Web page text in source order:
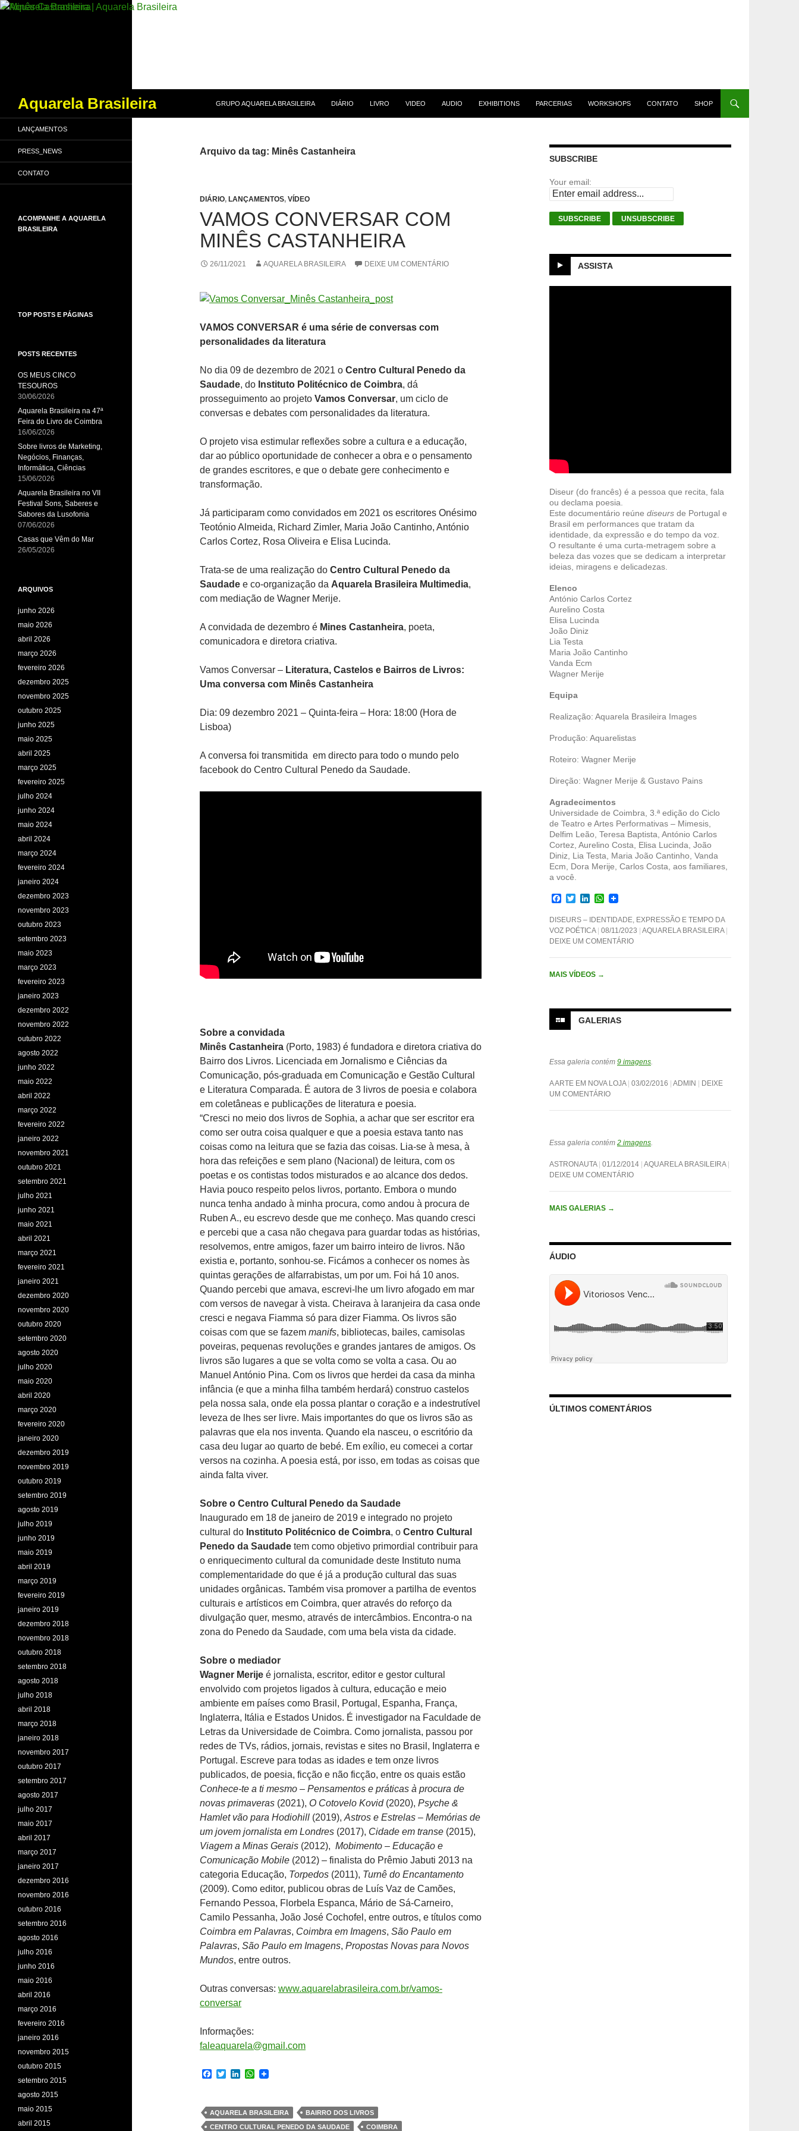
Aquarela Brasileira
GRUPO AQUARELA BRASILEIRA
DIÁRIO LIVRO VIDEO AUDIO EXHIBITIONS PARCERIAS WORKSHOPS CONTATO SHOP
Arquivo da tag: Minês Castanheira
DIÁRIO, LANÇAMENTOS, VÍDEO
VAMOS CONVERSAR COM
MINÊS CASTANHEIRA
26/11/2021 AQUARELA BRASILEIRA DEIXE UM COMENTÁRIO
VAMOS CONVERSAR é uma série de conversas com
personalidades da literatura
No dia 09 de dezembro de 2021 o Centro Cultural Penedo da
Saudade, do Instituto Politécnico de Coimbra, dá
prosseguimento ao projeto Vamos Conversar, um ciclo de
conversas e debates com personalidades da literatura.
O projeto visa estimular reflexões sobre a cultura e a educação,
dar ao público oportunidade de conhecer a obra e o pensamento
de grandes escritores, e que o debate gere conhecimento e
transformação.
Já participaram como convidados em 2021 os escritores Onésimo
Teotónio Almeida, Richard Zimler, Maria João Cantinho, António
Carlos Cortez, Rosa Oliveira e Elisa Lucinda.
Trata-se de uma realização do Centro Cultural Penedo da
Saudade e co-organização da Aquarela Brasileira Multimedia,
com mediação de Wagner Merije.
A convidada de dezembro é Mines Castanheira, poeta,
comunicadora e diretora criativa.
Vamos Conversar – Literatura, Castelos e Bairros de Livros:
Uma conversa com Minês Castanheira
Dia: 09 dezembro 2021 – Quinta-feira – Hora: 18:00 (Hora de
Lisboa)
A conversa foi transmitida em directo para todo o mundo pelo
facebook do Centro Cultural Penedo da Saudade.
Sobre a convidada
Minês Castanheira (Porto, 1983) é fundadora e diretora criativa do
Bairro dos Livros. Licenciada em Jornalismo e Ciências da
Comunicação, pós-graduada em Comunicação e Gestão Cultural
e Literatura Comparada. É autora de 3 livros de poesia e colabora
em coletâneas e publicações de literatura e poesia.
“Cresci no meio dos livros de Sophia, a achar que ser escritor era
como ser outra coisa qualquer e que a poesia estava tanto nas
coisas como na leitura que se fazia das coisas. Lia-se à mesa, à
hora das refeições e sem plano (Nacional) de leitura, com os
poetas e os contistas todos misturados e ao alcance dos dedos.
Havia pouco respeito pelos livros, portanto. Embora o mundo
nunca tenha andado à minha procura, como andou à procura de
Ruben A., eu escrevo desde que me conheço. Mas quando cresci
e percebi que a casa não chegava para guardar todas as histórias,
resolvemos, entre amigos, fazer um bairro inteiro de livros. Não
existia e, portanto, sonhou-se. Ficámos a conhecer os nomes às
quintas gerações de alfarrabistas, um por um. Foi há 10 anos.
Quando percebi que amava, escrevi-lhe um livro afogado em mar
com versos de navegar à vista. Cheirava à laranjeira da casa onde
cresci e negava Fiamma só para dizer Fiamma. Os livros são
coisas com que se fazem manifs, bibliotecas, bailes, camisolas
poveiras, pequenas revoluções e grandes jantares de amigos. Os
livros são lugares a que se volta como se volta a casa. Ou ao
Manuel António Pina. Com os livros que herdei da casa da minha
infância (e que a minha filha também herdará) construo castelos
pela nossa sala, onde ela possa plantar o coração e a indestrutível
leveza de lhes ser livre. Mais importantes do que os livros são as
palavras que ela nos inventa. Quando ela nasceu, o escritório da
casa deu lugar ao quarto de bebé. Em exílio, eu comecei a cortar
versos na cozinha. A poesia está, por isso, em todas as coisas que
ainda falta viver.
Sobre o Centro Cultural Penedo da Saudade
Inaugurado em 18 de janeiro de 2019 e integrado no projeto
cultural do Instituto Politécnico de Coimbra, o Centro Cultural
Penedo da Saudade tem como objetivo primordial contribuir para
o enriquecimento cultural da comunidade deste Instituto numa
complementaridade do que é já a produção cultural das suas
unidades orgânicas. Também visa promover a partilha de eventos
culturais e artísticos em Coimbra, quer através do reforço da
divulgação quer, mesmo, através de intercâmbios. Encontra-o na
zona do Penedo da Saudade, com uma bela vista da cidade.
Sobre o mediador
Wagner Merije é jornalista, escritor, editor e gestor cultural
envolvido com projetos ligados à cultura, educação e meio
ambiente em países como Brasil, Portugal, Espanha, França,
Inglaterra, Itália e Estados Unidos. É investigador na Faculdade de
Letras da Universidade de Coimbra. Como jornalista, passou por
redes de TVs, rádios, jornais, revistas e sites no Brasil, Inglaterra e
Portugal. Escreve para todas as idades e tem onze livros
publicados, de poesia, ficção e não ficção, entre os quais estão
Conhece-te a ti mesmo – Pensamentos e práticas à procura de
novas primaveras (2021), O Cotovelo Kovid(2020), Psyche &
Hamlet vão para Hodiohill (2019), Astros e Estrelas – Memórias de
um jovem jornalista em Londres (2017), Cidade em transe (2015),
Viagem a Minas Gerais (2012), Mobimento – Educação e
Comunicação Mobile (2012) – finalista do Prêmio Jabuti 2013 na
categoria Educação, Torpedos (2011), Turnê do Encantamento
(2009). Como editor, publicou obras de Luís Vaz de Camões,
Fernando Pessoa, Florbela Espanca, Mário de Sá-Carneiro,
Camilo Pessanha, João José Cochofel, entre outros, e títulos como
Coimbra em Palavras, Coimbra em Imagens, São Paulo em
Palavras, São Paulo em Imagens, Propostas Novas para Novos
Mundos, entre outros.
Outras conversas: www.aquarelabrasileira.com.br/vamos-
conversar
Informações:
faleaquarela@gmail.com
F
b
o
T
t
e
L
e
d
W
s
A
AQUARELA BRASILEIRA
BAIRRO DOS LIVROS
CENTRO CULTURAL PENEDO DA SAUDADE
COIMBRA
SUBSCRIBE
Your email:
ASSISTA
Diseur (do francês) é a pessoa que recita, fala
ou declama poesia.
Este documentário reúne diseurs de Portugal e
Brasil em performances que tratam da
identidade, da expressão e do tempo da voz.
O resultante é uma curta-metragem sobre a
beleza das vozes que se dedicam a interpretar
ideias, miragens e delicadezas.
Elenco
António Carlos Cortez
Aurelino Costa
Elisa Lucinda
João Diniz
Lia Testa
Maria João Cantinho
Vanda Ecm
Wagner Merije
Equipa
Realização: Aquarela Brasileira Images
Produção: Aquarelistas
Roteiro: Wagner Merije
Direção: Wagner Merije & Gustavo Pains
Agradecimentos
Universidade de Coimbra, 3.ª edição do Ciclo
de Teatro e Artes Performativas – Mimesis,
Delfim Leão, Teresa Baptista, António Carlos
Cortez, Aurelino Costa, Elisa Lucinda, João
Diniz, Lia Testa, Maria João Cantinho, Vanda
Ecm, Dora Merije, Carlos Costa, aos familiares,
a você.
F
c
e
b
o
o
T
i
t
t
e
r
L
n
k
e
d
I
W
a
t
s
A
p
DISEURS – IDENTIDADE, EXPRESSÃO E TEMPO DA
VOZ POÉTICA
08/11/2023
AQUARELA BRASILEIRA
DEIXE UM COMENTÁRIO
MAIS VÍDEOS →
GALERIAS
Essa galeria contém 9 imagens
A ARTE EM NOVA LOJA 03/02/2016 ADMIN
DEIXE
UM COMENTÁRIO
Essa galeria contém 2 imagens
ASTRONAUTA 01/12/2014 AQUARELA BRASILEIRA
DEIXE UM COMENTÁRIO
MAIS GALERIAS →
ÁUDIO
ÚLTIMOS COMENTÁRIOS
LANÇAMENTOS
PRESS_NEWS
CONTATO
ACOMPANHE A AQUARELA
BRASILEIRA
TOP POSTS E PÁGINAS
POSTS RECENTES
OS MEUS CINCO
TESOUROS
30/06/2026
Aquarela Brasileira na 47ª
Feira do Livro de Coimbra
16/06/2026
Sobre livros de Marketing,
Negócios, Finanças,
Informática, Ciências
15/06/2026
Aquarela Brasileira no VII
Festival Sons, Saberes e
Sabores da Lusofonia
07/06/2026
Casas que Vêm do Mar
26/05/2026
ARQUIVOS
junho 2026
maio 2026
abril 2026
março 2026
fevereiro 2026
dezembro 2025
novembro 2025
outubro 2025
junho 2025
maio 2025
abril 2025
março 2025
fevereiro 2025
julho 2024
junho 2024
maio 2024
abril 2024
março 2024
fevereiro 2024
janeiro 2024
dezembro 2023
novembro 2023
outubro 2023
setembro 2023
maio 2023
março 2023
fevereiro 2023
janeiro 2023
dezembro 2022
novembro 2022
outubro 2022
agosto 2022
junho 2022
maio 2022
abril 2022
março 2022
fevereiro 2022
janeiro 2022
novembro 2021
outubro 2021
setembro 2021
julho 2021
junho 2021
maio 2021
abril 2021
março 2021
fevereiro 2021
janeiro 2021
dezembro 2020
novembro 2020
outubro 2020
setembro 2020
agosto 2020
julho 2020
maio 2020
abril 2020
março 2020
fevereiro 2020
janeiro 2020
dezembro 2019
novembro 2019
outubro 2019
setembro 2019
agosto 2019
julho 2019
junho 2019
maio 2019
abril 2019
março 2019
fevereiro 2019
janeiro 2019
dezembro 2018
novembro 2018
outubro 2018
setembro 2018
agosto 2018
julho 2018
abril 2018
março 2018
janeiro 2018
novembro 2017
outubro 2017
setembro 2017
agosto 2017
julho 2017
maio 2017
abril 2017
março 2017
janeiro 2017
dezembro 2016
novembro 2016
outubro 2016
setembro 2016
agosto 2016
julho 2016
junho 2016
maio 2016
abril 2016
março 2016
fevereiro 2016
janeiro 2016
novembro 2015
outubro 2015
setembro 2015
agosto 2015
maio 2015
abril 2015